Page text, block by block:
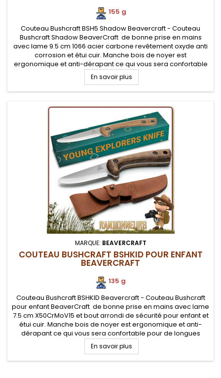
155 g
Couteau Bushcraft BSH5 Shadow Beavercraft - Couteau
Bushcraft Shadow BeaverCraft de bonne prise en mains
avec lame 9.5 cm 1066 acier carbone revêtement oxyde anti
corrosion et étui cuir. Manche bois de noyer est
ergonomique et anti-dérapant ce qui vous sera confortable
pour de longues utilisations en applications bushcraft. Il
convient à toutes...
En savoir plus
MARQUE: BEAVERCRAFT
COUTEAU BUSHCRAFT BSHKID POUR ENFANT
BEAVERCRAFT
135 g
Couteau Bushcraft BSHKID Beavercraft - Couteau Bushcraft
pour enfant BeaverCraft de bonne prise en mains avec lame
7.5 cm X50CrMoV15 et bout arrondi de sécurité pour enfant et
étui cuir. Manche bois de noyer est ergonomique et anti-
dérapant ce qui vous sera confortable pour de longues
utilisations en applications bushcraft.
En savoir plus